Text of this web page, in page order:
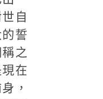
自
誓
之
在
，